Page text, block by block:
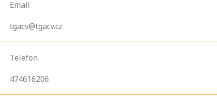
Email
tgacv@tgacv.cz
Telefon
474616206